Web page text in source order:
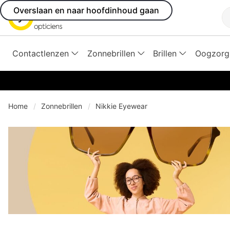
Overslaan en naar hoofdinhoud gaan
Contactlenzen Zonnebrillen Brillen Oogzorg
Home Zonnebrillen Nikkie Eyewear